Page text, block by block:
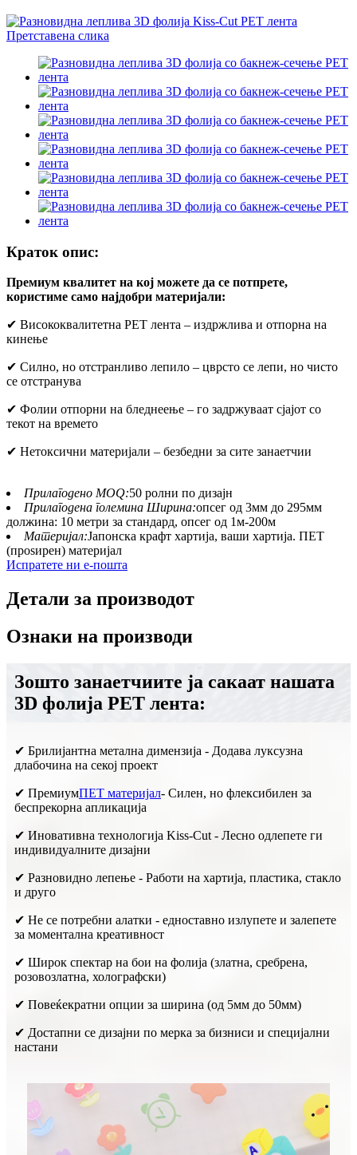
Краток опис:
Премиум квалитет на кој можете да се потпрете,
користиме само најдобри материјали:
✔ Висококвалитетна PET лента – издржлива и отпорна на
кинење
✔ Силно, но отстранливо лепило – цврсто се лепи, но чисто
се отстранува
✔ Фолии отпорни на бледнеење – го задржуваат сјајот со
текот на времето
✔ Нетоксични материјали – безбедни за сите занаетчии
Прилагодено MOQ:50 ролни по дизајн
Прилагодена големина Ширина:опсег од 3мм до 295мм
должина: 10 метри за стандард, опсег од 1м-200м
Материјал:Јапонска крафт хартија, ваши хартија. ПЕТ
(проѕирен) материјал
Испратете ни е-пошта
Детали за производот
Ознаки на производи
Зошто занаетчиите ја сакаат нашата
3D фолија PET лента:
✔ Брилијантна метална димензија - Додава луксузна
длабочина на секој проект
✔ ПремиумПЕТ материјал- Силен, но флексибилен за
беспрекорна апликација
✔ Иновативна технологија Kiss-Cut - Лесно одлепете ги
индивидуалните дизајни
✔ Разновидно лепење - Работи на хартија, пластика, стакло
и друго
✔ Не се потребни алатки - едноставно излупете и залепете
за моментална креативност
✔ Широк спектар на бои на фолија (златна, сребрена,
розовозлатна, холографски)
✔ Повеќекратни опции за ширина (од 5мм до 50мм)
✔ Достапни се дизајни по мерка за бизниси и специјални
настани